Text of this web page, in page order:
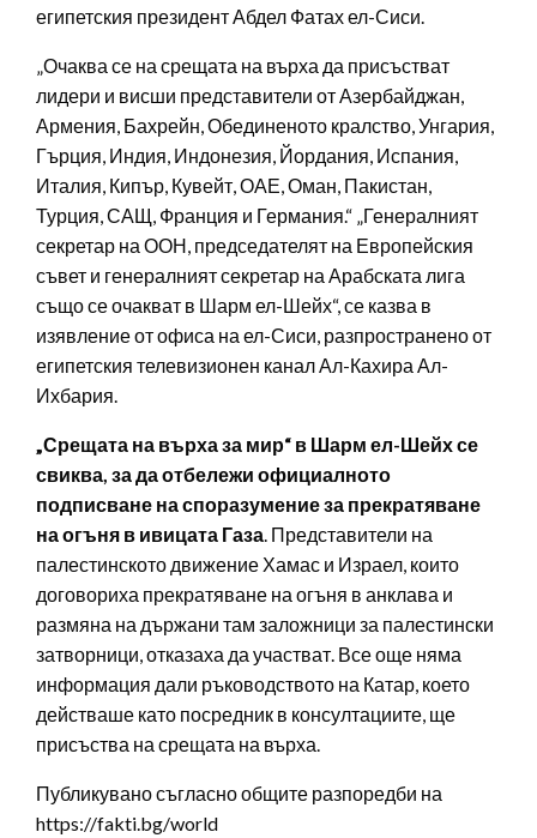
египетския президент Абдел Фатах ел-Сиси.
„Очаква се на срещата на върха да присъстват
лидери и висши представители от Азербайджан,
Армения, Бахрейн, Обединеното кралство, Унгария,
Гърция, Индия, Индонезия, Йордания, Испания,
Италия, Кипър, Кувейт, ОАЕ, Оман, Пакистан,
Турция, САЩ, Франция и Германия.“ „Генералният
секретар на ООН, председателят на Европейския
съвет и генералният секретар на Арабската лига
също се очакват в Шарм ел-Шейх“, се казва в
изявление от офиса на ел-Сиси, разпространено от
египетския телевизионен канал Ал-Кахира Ал-
Ихбария.
„Срещата на върха за мир“ в Шарм ел-Шейх се
свиква, за да отбележи официалното
подписване на споразумение за прекратяване
на огъня в ивицата Газа. Представители на
палестинското движение Хамас и Израел, които
договориха прекратяване на огъня в анклава и
размяна на държани там заложници за палестински
затворници, отказаха да участват. Все още няма
информация дали ръководството на Катар, което
действаше като посредник в консултациите, ще
присъства на срещата на върха.
Публикувано съгласно общите разпоредби на
https://fakti.bg/world